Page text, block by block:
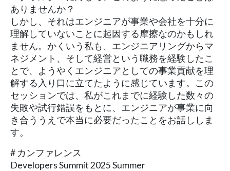
ありませんか？
しかし、それはエンジニアが事業や会社を十分に
理解していないことに起因する摩擦なのかもしれ
ません。かくいう私も、エンジニアリングからマ
ネジメント、そして経営という職務を経験したこ
とで、ようやくエンジニアとしての事業貢献を理
解する入り口に立てたように感じています。この
セッションでは、私がこれまでに経験した数々の
失敗や試行錯誤をもとに、エンジニアが事業に向
き合ううえで本当に必要だったことをお話ししま
す。
# カンファレンス
Developers Summit 2025 Summer